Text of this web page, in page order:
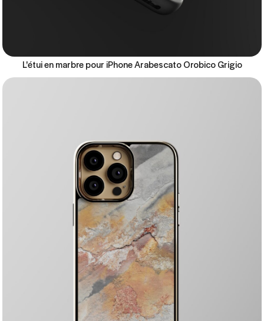
L'étui en marbre pour iPhone Arabescato Orobico Grigio